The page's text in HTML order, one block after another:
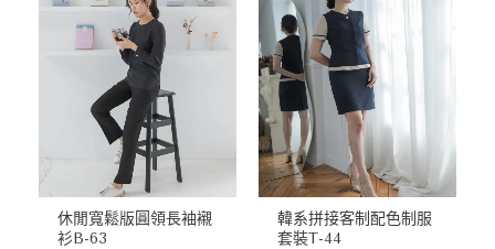
休閒寬鬆版圓領長袖襯
衫B-63
韓系拼接客制配色制服
套裝T-44